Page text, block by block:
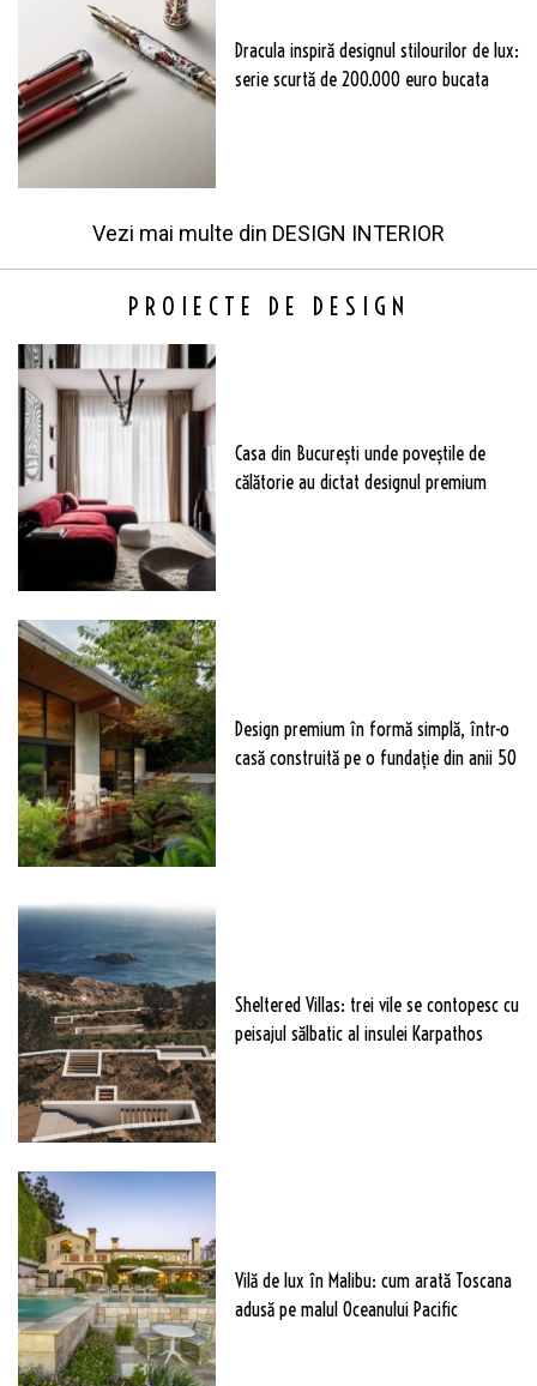
Dracula inspiră designul stilourilor de lux:
serie scurtă de 200.000 euro bucata
Vezi mai multe din DESIGN INTERIOR
PROIECTE DE DESIGN
Casa din București unde poveștile de
călătorie au dictat designul premium
Design premium în formă simplă, într-o
casă construită pe o fundație din anii 50
Sheltered Villas: trei vile se contopesc cu
peisajul sălbatic al insulei Karpathos
Vilă de lux în Malibu: cum arată Toscana
adusă pe malul Oceanului Pacific